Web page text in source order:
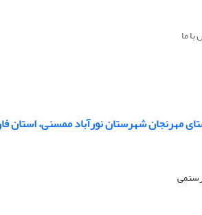
ما
مهرنجان شهرستان نورآباد ممسنی، استان